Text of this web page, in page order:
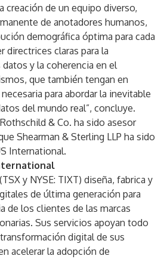
creación de un equipo diverso,
de anotadores humanos,
demográfica óptima para cada
directrices claras para la
y la coherencia en el
que también tengan en
para abordar la inevitable
del mundo real”, concluye.
& Co. ha sido asesor
Shearman & Sterling LLP ha sido
International.
y NYSE: TIXT) diseña, fabrica y
de última generación para
de los clientes de las marcas
Sus servicios apoyan todo
digital de sus
acelerar la adopción de